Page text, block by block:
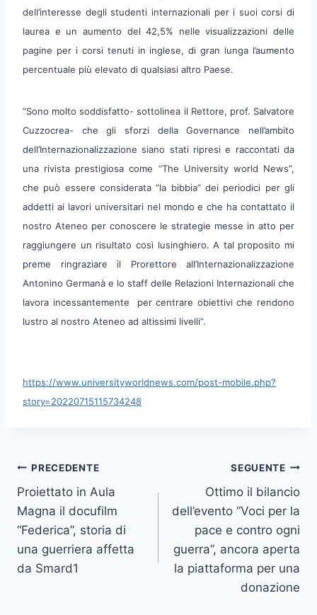
dell’interesse degli studenti internazionali per i suoi corsi di
laurea e un aumento del 42,5% nelle visualizzazioni delle
pagine per i corsi tenuti in inglese, di gran lunga l’aumento
percentuale più elevato di qualsiasi altro Paese.
“Sono molto soddisfatto- sottolinea il Rettore, prof. Salvatore
Cuzzocrea- che gli sforzi della Governance nell’ambito
dell’Internazionalizzazione siano stati ripresi e raccontati da
una rivista prestigiosa come “The University world News”,
che può essere considerata “la bibbia” dei periodici per gli
addetti ai lavori universitari nel mondo e che ha contattato il
nostro Ateneo per conoscere le strategie messe in atto per
raggiungere un risultato così lusinghiero. A tal proposito mi
preme ringraziare il Prorettore all’Internazionalizzazione
Antonino Germanà e lo staff delle Relazioni Internazionali che
lavora incessantemente per centrare obiettivi che rendono
lustro al nostro Ateneo ad altissimi livelli”.
https://www.universityworldnews.com/post-mobile.php?
story=20220715115734248
Navigazione
articoli
PRECEDENTE
Proiettato in Aula
Magna il docufilm
“Federica”, storia di
una guerriera affetta
da Smard1
SEGUENTE
Ottimo il bilancio
dell’evento “Voci per la
pace e contro ogni
guerra”, ancora aperta
la piattaforma per una
donazione